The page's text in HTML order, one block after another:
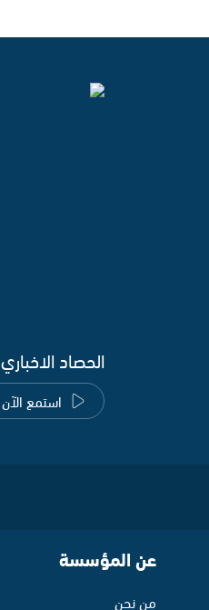
الحصاد الاخباري
استمع الآن
عن المؤسسة
من نحن